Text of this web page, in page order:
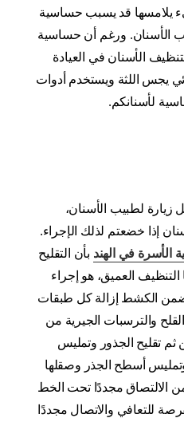
يلامسها قد يسبب حساسية
الأسنان. ورغم أن حساسية
الأسنان في العيادة
يجس اللثة ويستخدم أدوات
لأسنانكم.
لطبيب الأسنان،
إذا خضعتم لذلك الإجراء.
الأسرة في الهند بأن التقليح
العميق، هو إجراء
الكشط إزالة كل طبقات
والترسبات الجيرية من
تقليح الجذور وتمليس
أسطح الجذر وصقلها
من الالتصاق مجددًا تحت الخط
للتعافي والاتصال مجددًا